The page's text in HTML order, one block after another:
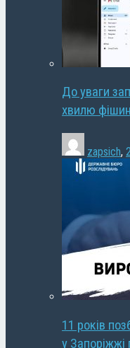
До уваги
хвилю
zapsich,
11 років
у